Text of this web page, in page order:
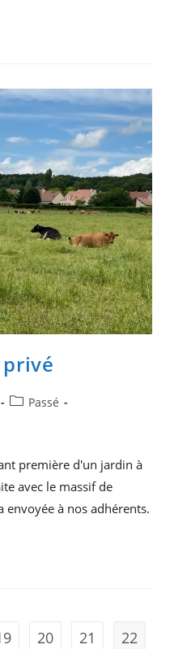
privé
PostPassé
première d'un jardin à
avec le massif de
à nos adhérents.
20 21
22